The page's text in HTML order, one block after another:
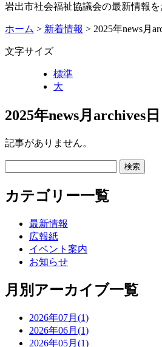
岩出市社会福祉協議会の最新情報を
ホーム > 新着情報 > 2025年news月
文字サイズ
標準
大
2025年news月archives日
記事がありません。
カテゴリー一覧
最新情報
広報紙
イベント案内
お知らせ
月別アーカイブ一覧
2026年07月(1)
2026年06月(1)
2026年05月(1)